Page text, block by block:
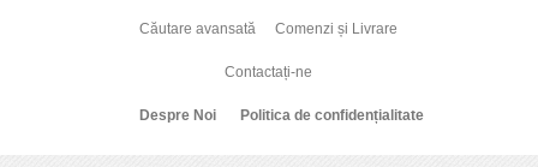
Căutare avansată Comenzi și Livrare
Contactați-ne
Despre Noi Politica de confidențialitate